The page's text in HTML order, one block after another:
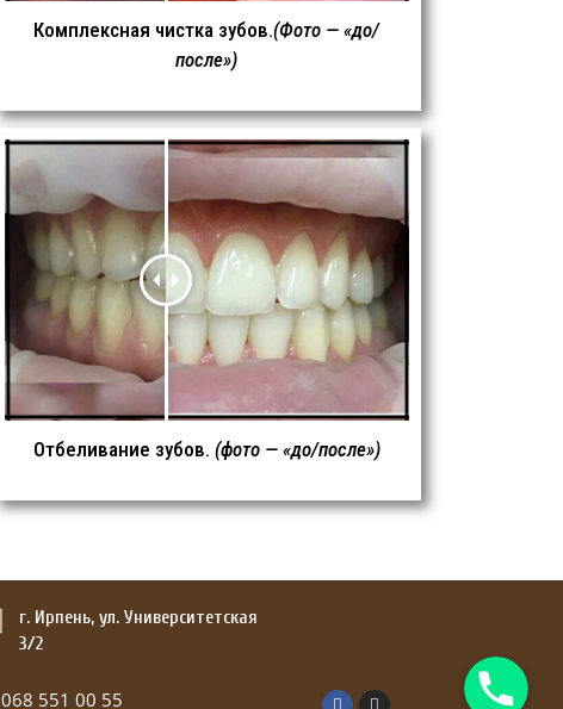
Комплексная чистка зубов.(Фото — «до/
после»)
Отбеливание зубов. (фото — «до/после»)
г. Ирпень, ул. Университетская
3/2
068 551 00 55